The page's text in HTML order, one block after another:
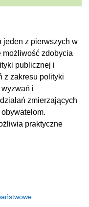
jeden z pierwszych w
możliwość zdobycia
publicznej i
z zakresu polityki
i
zmierzających
praktyczne